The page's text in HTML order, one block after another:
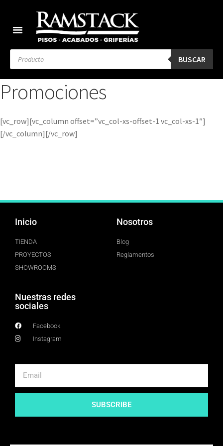
BUSCAR
Promociones
[vc_row][vc_column offset=”vc_col-xs-offset-1 vc_col-xs-1″]
[/vc_column][/vc_row]
Inicio
TIENDA
PROYECTOS
SHOWROOMS
Nosotros
Blog
Reglamentos
Nuestras redes
sociales
Facebook
Instagram
SUBSCRIBE